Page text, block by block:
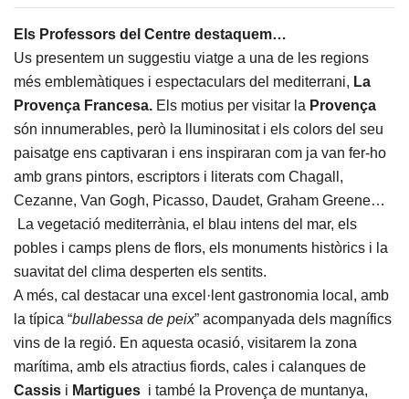
Els Professors del Centre destaquem…
Us presentem un suggestiu viatge a una de les regions
més emblemàtiques i espectaculars del mediterrani, La
Provença Francesa. Els motius per visitar la Provença
són innumerables, però la lluminositat i els colors del seu
paisatge ens captivaran i ens inspiraran com ja van fer-ho
amb grans pintors, escriptors i literats com Chagall,
Cezanne, Van Gogh, Picasso, Daudet, Graham Greene…
La vegetació mediterrània, el blau intens del mar, els
pobles i camps plens de flors, els monuments històrics i la
suavitat del clima desperten els sentits.
A més, cal destacar una excel·lent gastronomia local, amb
la típica “bullabessa de peix” acompanyada dels magnífics
vins de la regió. En aquesta ocasió, visitarem la zona
marítima, amb els atractius fiords, cales i calanques de
Cassis i Martigues i també la Provença de muntanya,